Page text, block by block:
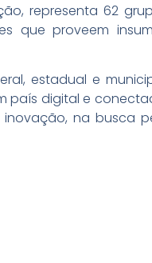
representa 62
que proveem
estadual e
país digital e
na busca